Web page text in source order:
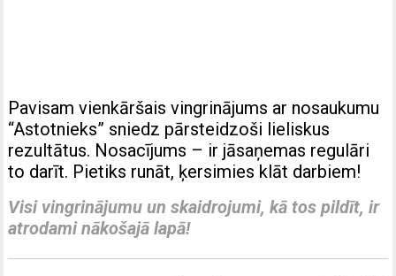
Pavisam vienkāršais vingrinājums ar nosaukumu
“Astotnieks” sniedz pārsteidzoši lieliskus
rezultātus. Nosacījums – ir jāsaņemas regulāri
to darīt. Pietiks runāt, ķersimies klāt darbiem!
Visi vingrinājumu un skaidrojumi, kā tos pildīt, ir
atrodami nākošajā lapā!